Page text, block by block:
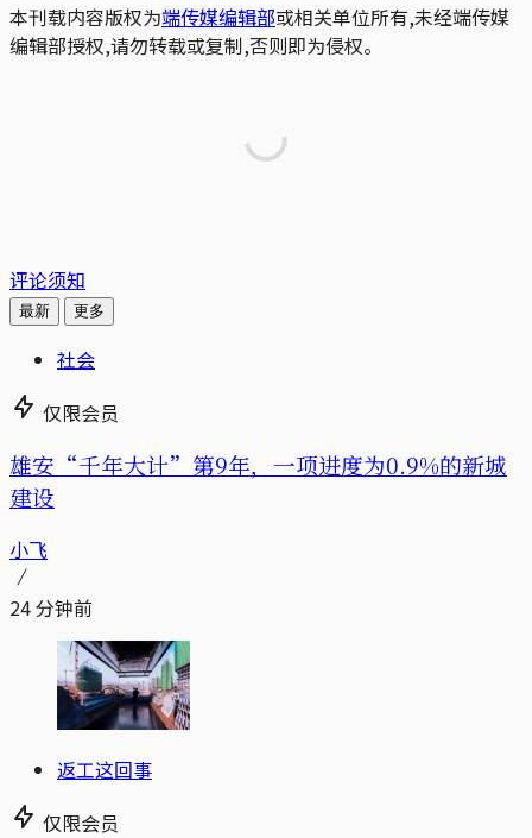
本刊载内容版权为端传媒编辑部或相关单位所有,未经端传媒
编辑部授权,请勿转载或复制,否则即为侵权。
评论须知
最新 更多
社会
仅限会员
雄安“千年大计”第9年，一项进度为0.9%的新城
建设
小飞
24 分钟前
返工这回事
仅限会员